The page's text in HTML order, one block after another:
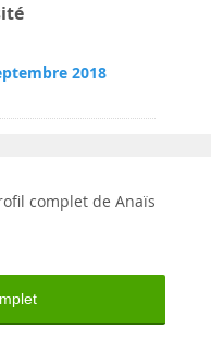
2018
complet de Anaïs